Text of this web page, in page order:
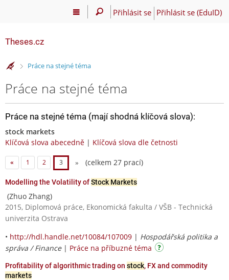
Přihlásit se Přihlásit se (EduID)
Theses.cz
>Práce na stejné téma
Práce na stejné téma
Práce na stejné téma (mají shodná klíčová slova):
stock markets
Klíčová slova abecedně | Klíčová slova dle četnosti
« 1 2 3 » (celkem 27 prací)
Modelling the Volatility ofStock Markets
(Zhuo Zhang)
2015, Diplomová práce, Ekonomická fakulta / VŠB - Technická
univerzita Ostrava
• http://hdl.handle.net/10084/107009 | Hospodářská politika a
správa / Finance| Práce na příbuzné téma
Profitability of algorithmic trading on stock, FX and commodity
markets